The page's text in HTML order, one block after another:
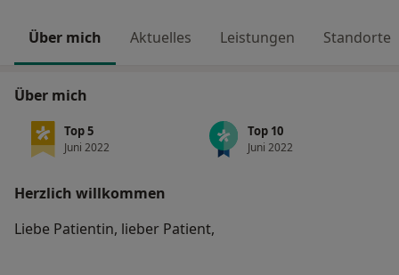
Über mich Aktuelles Leistungen Standorte
Über mich
Top 5
Juni 2022
Top 10
Juni 2022
Herzlich willkommen
Liebe Patientin, lieber Patient,